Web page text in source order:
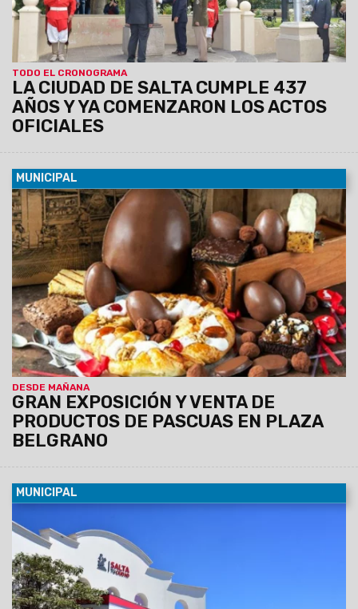
TODO EL CRONOGRAMA
LA CIUDAD DE SALTA CUMPLE 437
AÑOS Y YA COMENZARON LOS ACTOS
OFICIALES
MUNICIPAL
DESDE MAÑANA
GRAN EXPOSICIÓN Y VENTA DE
PRODUCTOS DE PASCUAS EN PLAZA
BELGRANO
16/04/2019 Emprendedores de la ciudad ofrecerán sus
creaciones artesanales el miércoles 17. Los stands se
ubicarán sobre calle Balcarce desde las 9.
MUNICIPAL
aniversario de la Fundación de Salta. El CCM permanecerá
cerrado y habrá guardias activas en algunas áreas.